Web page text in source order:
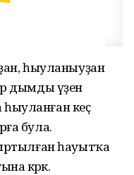
һыуланыуҙан
дымды үҙенә
һыуланған кеҫә
була.
һауытҡа
кәрәк.